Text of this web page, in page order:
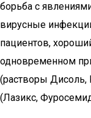
борьба с
вирусные
пациентов,
одновременном
(растворы Дисоль,
(Лазикс,